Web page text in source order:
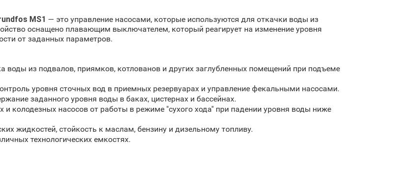
MS1 — это управление насосами, которые используются для откачки воды из
оснащено плавающим выключателем, который реагирует на изменение уровня
от заданных параметров.
воды из подвалов, приямков, котлованов и других заглубленных помещений при подъеме
уровня сточных вод в приемных резервуарах и управление фекальными насосами.
заданного уровня воды в баках, цистернах и бассейнах.
и колодезных насосов от работы в режиме "сухого хода" при падении уровня воды ниже
жидкостей, стойкость к маслам, бензину и дизельному топливу.
технологических емкостях.